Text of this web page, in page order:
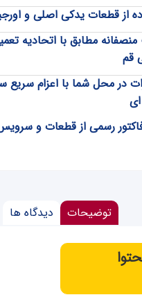
از قطعات یدکی اصلی و
مطابق با اتحادیه
قم
در محل شما با اعزام سریع
فاکتور رسمی از قطعات و
توضیحات دیدگاه‌ ها